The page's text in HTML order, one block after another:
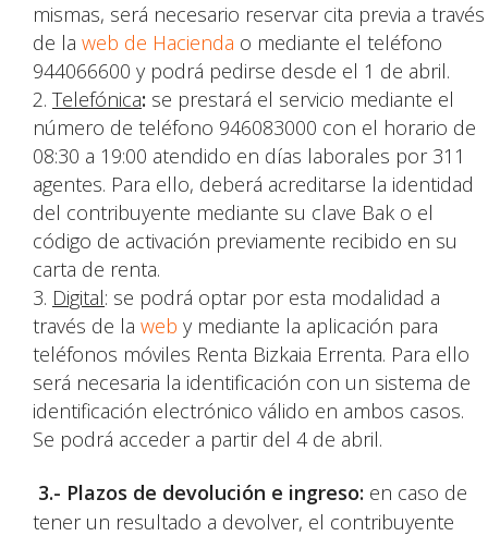
mismas, será necesario reservar cita previa a través
de la web de Hacienda o mediante el teléfono
944066600 y podrá pedirse desde el 1 de abril.
Telefónica: se prestará el servicio mediante el
número de teléfono 946083000 con el horario de
08:30 a 19:00 atendido en días laborales por 311
agentes. Para ello, deberá acreditarse la identidad
del contribuyente mediante su clave Bak o el
código de activación previamente recibido en su
carta de renta.
Digital: se podrá optar por esta modalidad a
través de la web y mediante la aplicación para
teléfonos móviles Renta Bizkaia Errenta. Para ello
será necesaria la identificación con un sistema de
identificación electrónico válido en ambos casos.
Se podrá acceder a partir del 4 de abril.
3.- Plazos de devolución e ingreso: en caso de
tener un resultado a devolver, el contribuyente